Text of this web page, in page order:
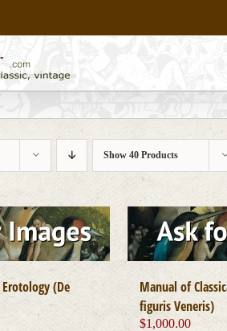
Show40 Products
(De
Manual of
figuris Veneris)
$1,000.00